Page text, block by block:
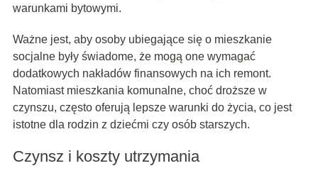
warunkami bytowymi.
Ważne jest, aby osoby ubiegające się o mieszkanie
socjalne były świadome, że mogą one wymagać
dodatkowych nakładów finansowych na ich remont.
Natomiast mieszkania komunalne, choć droższe w
czynszu, często oferują lepsze warunki do życia, co jest
istotne dla rodzin z dziećmi czy osób starszych.
Czynsz i koszty utrzymania